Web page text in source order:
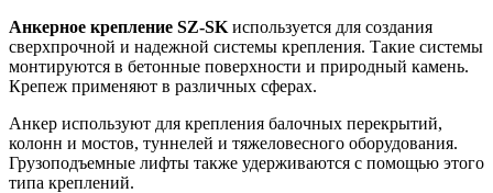
Анкерное крепление SZ-SK используется для создания
сверхпрочной и надежной системы крепления. Такие системы
монтируются в бетонные поверхности и природный камень.
Крепеж применяют в различных сферах.
Анкер используют для крепления балочных перекрытий,
колонн и мостов, туннелей и тяжеловесного оборудования.
Грузоподъемные лифты также удерживаются с помощью этого
типа креплений.